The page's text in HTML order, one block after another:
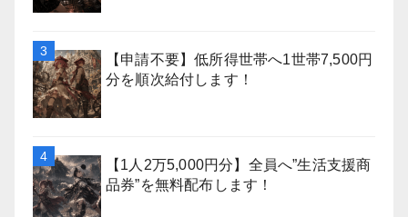
【申請不要】低所得世帯へ1世帯7,500円
分を順次給付します！
【1人2万5,000円分】全員へ”生活支援商
品券”を無料配布します！